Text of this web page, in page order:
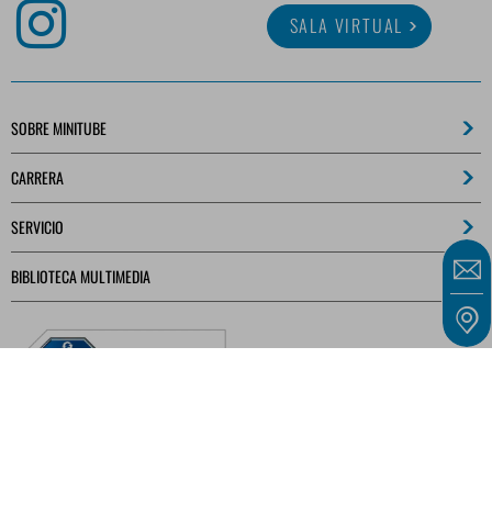
SALA VIRTUAL
SOBRE MINITUBE
CARRERA
SERVICIO
BIBLIOTECA MULTIMEDIA